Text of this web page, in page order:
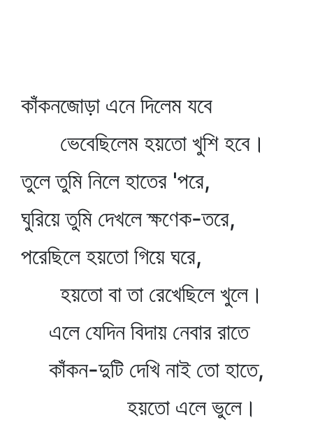
কাঁকনজোড়া এনে দিলেম যবে
ভেবেছিলেম হয়তো খুশি হবে।
তুলে তুমি নিলে হাতের 'পরে,
ঘুরিয়ে তুমি দেখলে ক্ষণেক-তরে,
পরেছিলে হয়তো গিয়ে ঘরে,
হয়তো বা তা রেখেছিলে খুলে।
এলে যেদিন বিদায় নেবার রাতে
কাঁকন-দুটি দেখি নাই তো হাতে,
হয়তো এলে ভুলে।